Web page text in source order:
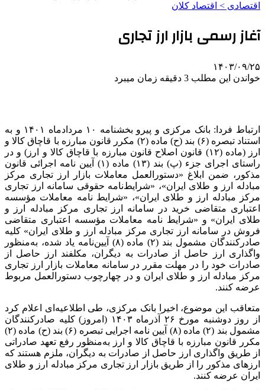
اقتصادی > اقتصاد کلان
آغاز رسمی بازار ارز تجاری
۱۴۰۳/۰۹/۲۵
خواندن این مطلب 3 دقیقه زمان میبرد
ارتباط فردا: بانک مرکزی و پیرو بخشنامه ۱۰ مردادماه ۱۴۰۱ و به
استناد تبصره (۶) بند (ح) ماده (۲) مکرر قانون مبارزه با قاچاق کالا و
ارز (ماده (۱۲) قانون اصلاح قانون مبارزه با قاچاق کالا و ارز) و در
راستای اجرای جزء (پ) بند (۱۳) ماده (۱) آیین نامه اجرائی قانون
مذکور، ضمن ابلاغ «دستورالعمل معاملات بازار ارز تجاری مرکز
مبادله ارز و طلای ایران»، «شرایط‌نامه حقوقی سامانه ارز تجاری
مرکز مبادله ارز و طلای ایران»، «شرایط نامه معاملات مؤسسه
اعتباری متقاضی خرید در سامانه ارز تجاری مرکز مبادله ارز و
طلای ایران» و «شرایط نامه معاملات مؤسسه اعتباری متقاضی
فروش در سامانه ارز تجاری مرکز مبادله ارز و طلای ایران» کلیه
صادرکنندگان مشمول بند (۲) ماده (۸) آیین‌نامه یاد شده، به‌منظور
واگذاری ارز حاصل از صادرات به دیگران، مکلفند ارز حاصل از
صادرات خود را در مهلت مقرر در سامانه معاملات بازار ارز تجاری
مرکز مبادله ارز و طلای ایران و در چهارچوب دستورالعمل مربوط
عرضه کنند.
متعاقب این موضوع، اخیرا بانک مرکزی، طی اطلاعیه‌ای اعلام کرد
از روز دوشنبه مورخ ۲۶ آذرماه ۱۴۰۳ (امروز) کلیه صادرکنندگان
مشمول بند (۲) ماده (۸) آیین نامه اجرایی تبصره (۶) بند (ح) ماده (۲)
مکرر قانون مبارزه با قاچاق کالا و ارز به‌منظور رفع تعهد صادراتی
از طریق واگذاری ارز حاصل از صادرات به دیگران، ملزم هستند که
ارزهای مذکور را از طریق بازار ارز تجاری مرکز مبادله ارز و طلای
ایران عرضه کنند.